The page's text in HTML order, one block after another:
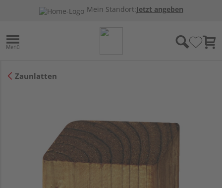
Mein Standort:Jetzt angeben
Zaunlatten